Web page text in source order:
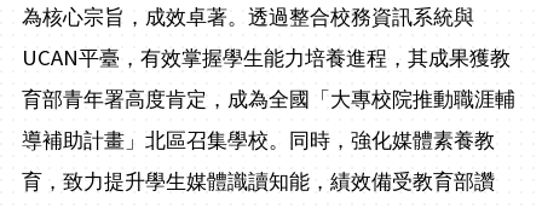
為核心宗旨，成效卓著。透過整合校務資訊系統與
UCAN平臺，有效掌握學生能力培養進程，其成果獲教
育部青年署高度肯定，成為全國「大專校院推動職涯輔
導補助計畫」北區召集學校。同時，強化媒體素養教
育，致力提升學生媒體識讀知能，績效備受教育部讚